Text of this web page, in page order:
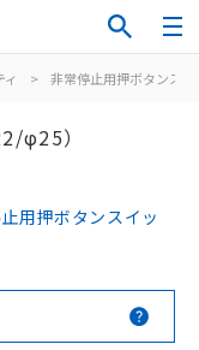
> 非常停止用押ボタンスイ
φ25）
用押ボタンスイッ